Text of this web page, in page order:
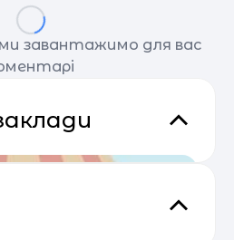
завантажимо для вас